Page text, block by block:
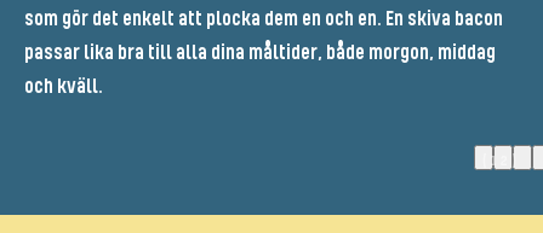
som gör det enkelt att plocka dem en och en. En skiva bacon
passar lika bra till alla dina måltider, både morgon, middag
och kväll.
(12)